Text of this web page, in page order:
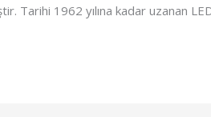
Tarihi 1962 yılına kadar uzanan